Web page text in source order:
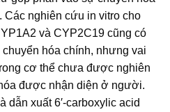
Các nghiên cứu in vitro cho
và CYP2C19 cũng có
hóa chính, nhưng vai
cơ thể chưa được nghiên
được nhận diện ở người.
dẫn xuất 6′-carboxylic acid